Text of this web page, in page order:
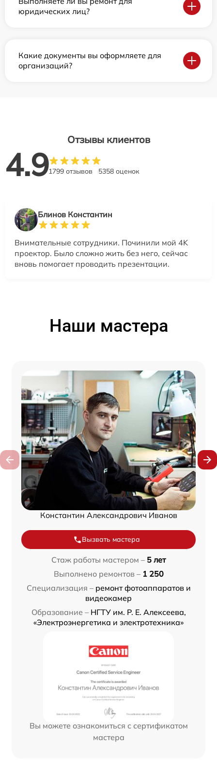
юридических лиц?
Какие документы вы оформляете для
организаций?
Отзывы клиентов
4.91799 отзывов 5358 оценок
Блинов Константин
Внимательные сотрудники. Починили мой 4K
проектор. Было сложно жить без него, сейчас
вновь помогает проводить презентации.
Наши мастера
Константин Александрович Иванов
Вызвать мастера
Стаж работы мастером – 5 лет
Выполнено ремонтов – 1 250
Специализация – ремонт фотоаппаратов и
видеокамер
Образование – НГТУ им. Р. Е. Алексеева,
«Электроэнергетика и электротехника»
Вы можете ознакомиться с сертификатом
мастера